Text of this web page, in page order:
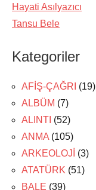
Hayati Asılyazıcı
Tansu Bele
Kategoriler
AFİŞ-ÇAĞRI (19)
ALBÜM (7)
ALINTI (52)
ANMA (105)
ARKEOLOJİ (3)
ATATÜRK (51)
BALE (39)